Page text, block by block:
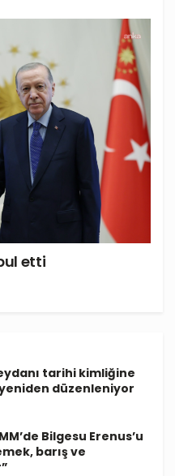
etti
tarihi kimliğine
düzenleniyor
Bilgesu Erenus’u
barış ve